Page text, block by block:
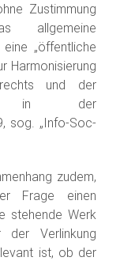
Zustimmung
allgemeine
„öffentliche
Harmonisierung
und der
in der
sog. „Info-Soc-
zudem,
Frage einen
stehende Werk
Verlinkung
ist, ob der